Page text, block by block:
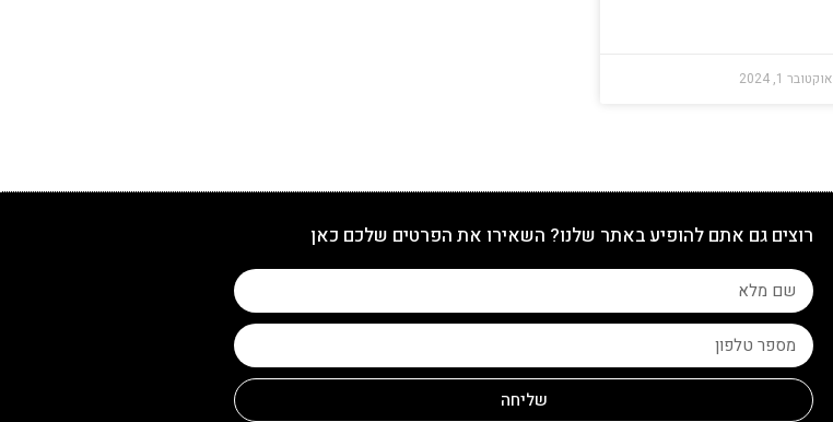
אוקטובר 1, 2024
רוצים גם אתם להופיע באתר שלנו? השאירו את הפרטים שלכם כאן
שליחה